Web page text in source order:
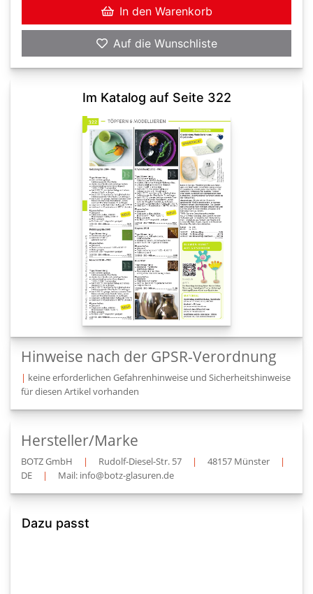
In den Warenkorb
Auf die Wunschliste
Im Katalog auf Seite 322
Hinweise nach der GPSR-Verordnung
| keine erforderlichen Gefahrenhinweise und Sicherheitshinweise
für diesen Artikel vorhanden
Hersteller/Marke
BOTZ GmbH | Rudolf-Diesel-Str. 57 | 48157 Münster
|
DE
| Mail: info@botz-glasuren.de
Dazu passt